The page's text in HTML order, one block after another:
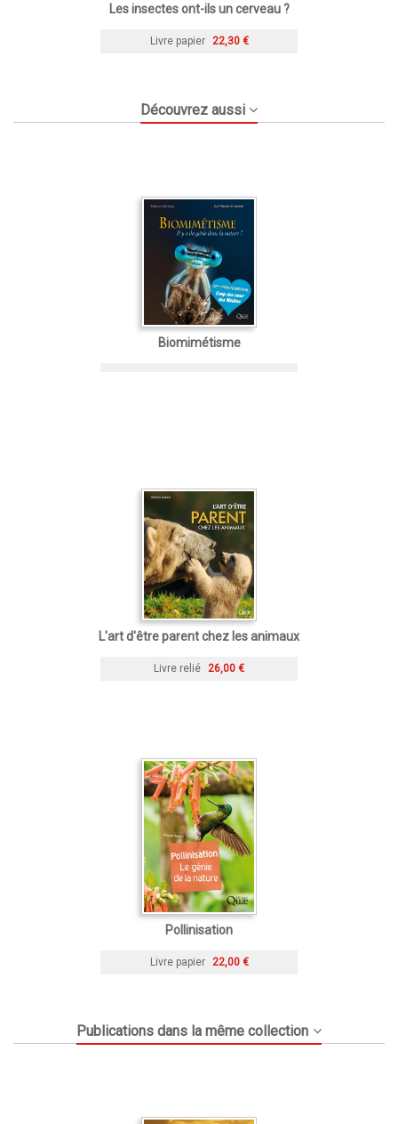
Les insectes ont-ils un cerveau ?
Livre papier 22,30 €
Découvrez aussi
Biomimétisme
L'art d'être parent chez les animaux
Livre relié 26,00 €
Pollinisation
Livre papier 22,00 €
Publications dans la même collection